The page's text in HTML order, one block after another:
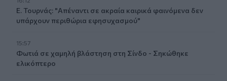
Ε. Τουρνάς: "Απέναντι σε ακραία καιρικά φαινόμενα δεν
υπάρχουν περιθώρια εφησυχασμού"
15:57
Φωτιά σε χαμηλή βλάστηση στη Σίνδο - Σηκώθηκε
ελικόπτερο